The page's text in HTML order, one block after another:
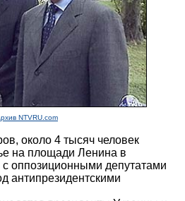
NTVRU.com
около 4 тысяч человек
на площади Ленина в
оппозиционными депутатами
антипрезидентскими